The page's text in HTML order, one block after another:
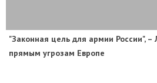
"Законная цель для армии России",
прямым угрозам Европе